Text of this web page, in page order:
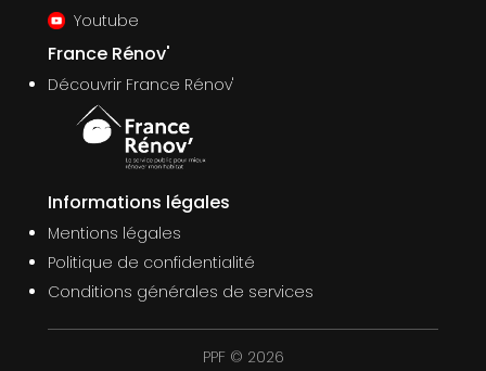
Youtube
France Rénov'
Découvrir France Rénov'
Informations légales
Mentions légales
Politique de confidentialité
Conditions générales de services
PPF © 2026